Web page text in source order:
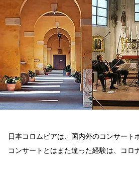
日本コロムビアは、国内外のコンサー
コンサートとはまた違った経験は、コ